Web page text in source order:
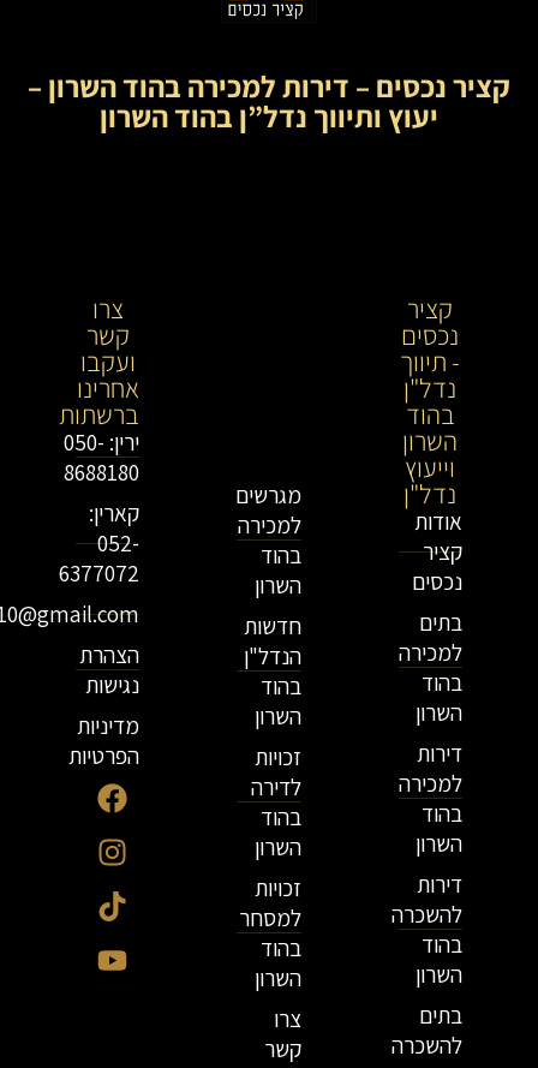
קציר נכסים – דירות למכירה בהוד השרון –
יעוץ ותיווך נדל”ן בהוד השרון
קציר
נכסים
- תיווך
נדל"ן
בהוד
השרון
וייעוץ
נדל"ן
אודות
קציר
נכסים
בתים
למכירה
בהוד
השרון
דירות
למכירה
בהוד
השרון
דירות
להשכרה
בהוד
השרון
בתים
להשכרה
מגרשים
למכירה
בהוד
השרון
חדשות
הנדל"ן
בהוד
השרון
זכויות
לדירה
בהוד
השרון
זכויות
למסחר
בהוד
השרון
צרו
קשר
צרו
קשר
ועקבו
אחרינו
ברשתות
ירין: 050-
8688180
קארין:
052-
6377072
הצהרת
נגישות
מדיניות
הפרטיות